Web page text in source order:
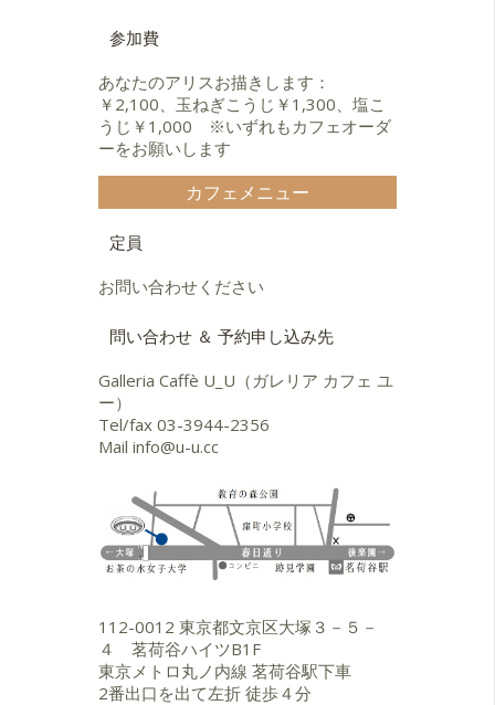
参加費
あなたのアリスお描きします：
￥2,100、玉ねぎこうじ￥1,300、塩こ
うじ￥1,000 ※いずれもカフェオーダ
ーをお願いします
カフェメニュー
定員
お問い合わせください
問い合わせ ＆ 予約申し込み先
Galleria Caffè U_U（ガレリア カフェ ユ
ー）
Tel/fax 03-3944-2356
Mail info@u-u.cc
112-0012 東京都文京区大塚３－５－
４ 茗荷谷ハイツB1F
東京メトロ丸ノ内線 茗荷谷駅下車
2番出口を出て左折 徒歩４分